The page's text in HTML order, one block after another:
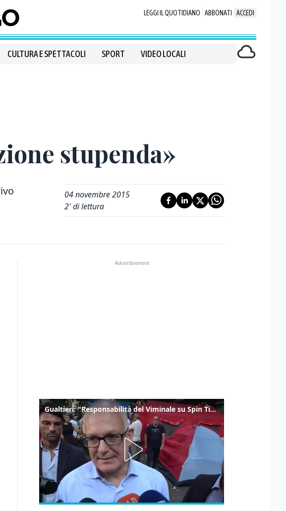
LEGGI IL QUOTIDIANO ABBONATI ACCEDI
CULTURA E SPETTACOLI SPORT VIDEO LOCALI
stupenda»
04 novembre 2015
2' di lettura
Gualtieri: "Responsabilità del Viminale su Spin Time? La posizione dei partiti è nota"